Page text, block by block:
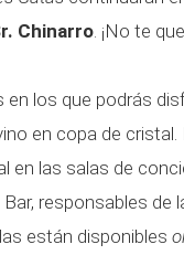
Chinarro . ¡No te
los que podrás
en copa de cristal.
en las salas de
responsables de
están disponibles